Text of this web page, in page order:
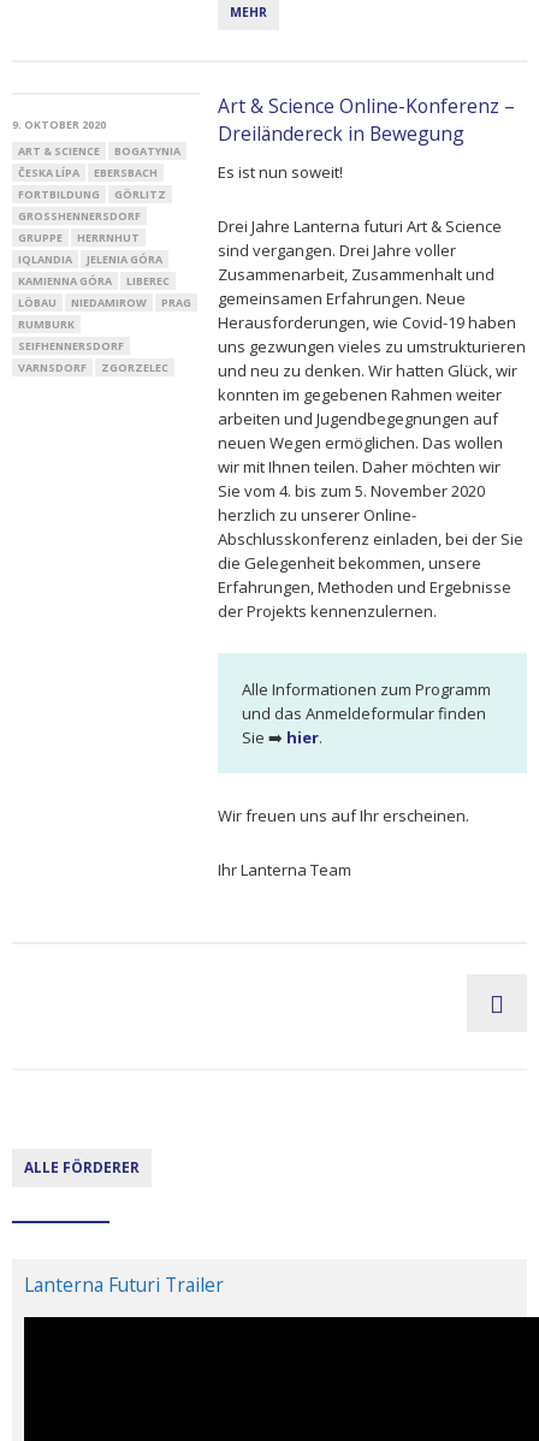
MEHR
9. OKTOBER 2020
ART & SCIENCE
BOGATYNIA
ČESKA LÍPA
EBERSBACH
FORTBILDUNG
GÖRLITZ
GROSSHENNERSDORF
GRUPPE
HERRNHUT
IQLANDIA
JELENIA GÓRA
KAMIENNA GÓRA
LIBEREC
LÖBAU
NIEDAMIROW
PRAG
RUMBURK
SEIFHENNERSDORF
VARNSDORF
ZGORZELEC
Art & Science Online-Konferenz –
Dreiländereck in Bewegung
Es ist nun soweit!
Drei Jahre Lanterna futuri Art & Science
sind vergangen. Drei Jahre voller
Zusammenarbeit, Zusammenhalt und
gemeinsamen Erfahrungen. Neue
Herausforderungen, wie Covid-19 haben
uns gezwungen vieles zu umstrukturieren
und neu zu denken. Wir hatten Glück, wir
konnten im gegebenen Rahmen weiter
arbeiten und Jugendbegegnungen auf
neuen Wegen ermöglichen. Das wollen
wir mit Ihnen teilen. Daher möchten wir
Sie vom 4. bis zum 5. November 2020
herzlich zu unserer Online-
Abschlusskonferenz einladen, bei der Sie
die Gelegenheit bekommen, unsere
Erfahrungen, Methoden und Ergebnisse
der Projekts kennenzulernen.
Alle Informationen zum Programm
und das Anmeldeformular finden
Sie ➡️ hier.
Wir freuen uns auf Ihr erscheinen.
Ihr Lanterna Team
ALLE FÖRDERER
Lanterna Futuri Trailer